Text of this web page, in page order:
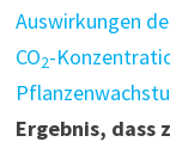
Auswirkungen
CO2-
Ergebnis, dass